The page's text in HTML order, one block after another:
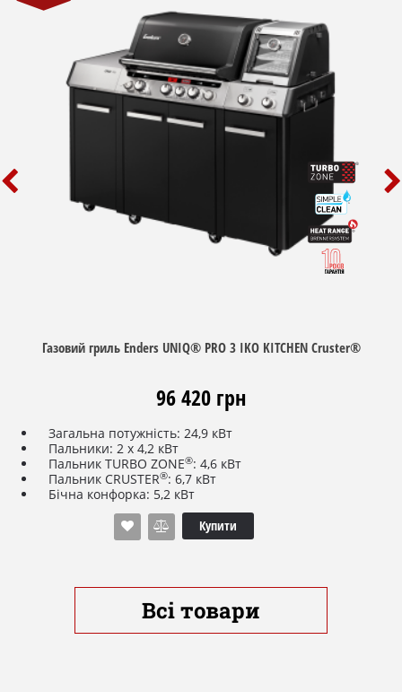
Газовий гриль Enders UNIQ® PRO 3 IKO KITCHEN Cruster®
96 420 грн
Загальна потужність: 24,9 кВт
Пальники: 2 х 4,2 кВт
Пальник TURBO ZONE®: 4,6 кВт
Пальник CRUSTER®: 6,7 кВт
Бічна конфорка: 5,2 кВт
Духовка Delicater
: у комплекті
Кришка гриля: з подвійними стінками, емальована
сталь / литий алюміній
Робоча область гриля: 68 х 49,5 см / 3,366 см2
Робоча поверхня: 4х чавун з антипригарним
Пересувна решітка-слайдер:в комплекті
Купити
Всі товари